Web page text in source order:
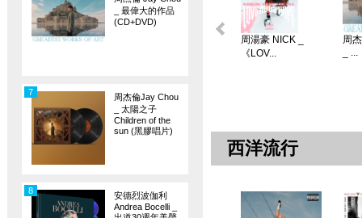
_ 最偉大的作品
(CD+DVD)
周杰倫Jay Chou
_ 太陽之子
Children of the
sun (黑膠唱片)
7
安德烈波伽利
Andrea Bocelli _
8
周湯豪 NICK _
《LOV...
周
_ ...
西洋流行